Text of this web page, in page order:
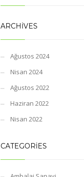
ARCHIVES
Ağustos 2024
Nisan 2024
Ağustos 2022
Haziran 2022
Nisan 2022
CATEGORIES